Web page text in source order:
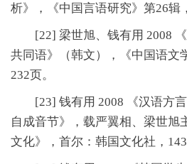
析》，《中国言语研究》第26辑
[22] 梁世旭、钱有用 2008 《
共同语》（韩文），《中国语文
232页。
[23] 钱有用 2008 《汉语方言
自成音节》，载严翼相、梁世旭
文化》，首尔：韩国文化社，